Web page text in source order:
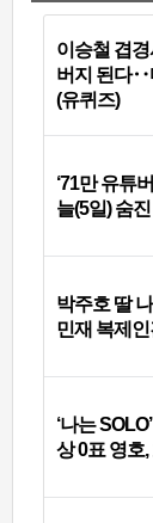
이승철 겹
버지 된다‥
(유퀴즈)
‘71만 유튜
늘(5일) 숨
박주호 딸
민재 복제
‘나는
상 0표 영호